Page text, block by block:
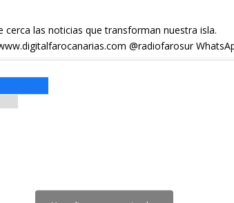
cerca las noticias que transforman nuestra isla.
@radiofarosur